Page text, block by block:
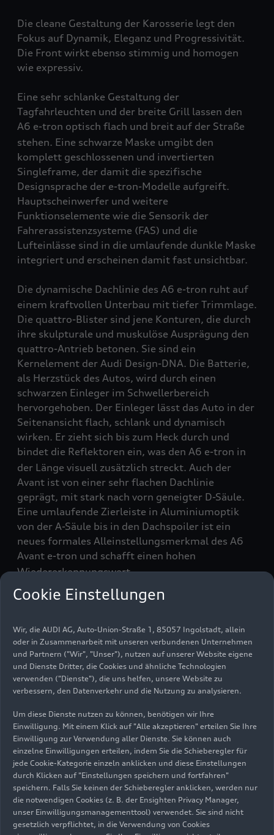
Die cleane Gestaltung der Karosserie legt den
Fokus auf Dynamik, Eleganz und Progressivität.
Die Front wirkt ebenso stimmig und homogen
wie expressiv.
Eine sehr schlanke Gestaltung der
Tagfahrleuchten und der breite Grill lassen den
A6 e-tron optisch flach und breit auf der Straße
stehen. Eine schwarze Maske umgibt den
komplett geschlossenen und invertierten
Singleframe, der damit die spezifische
Designsprache der e-tron-Modelle aufgreift.
Hauptscheinwerfer und weitere
Funktionselemente wie die Sensorik der
Fahrerassistenzsysteme (FAS) und die
Lufteinlässe sind in die umlaufende dunkle Maske
integriert und erscheinen damit fast unsichtbar.
Die dynamische Dachlinie des A6 e-tron ruht auf
einem kraftvollen Unterbau mit tiefer Trimmlage.
Die quattro-Blister sind jene Konturen, die durch
ihre skulpturale und muskulöse Ausprägung den
quattro-Antrieb betonen. Sie sind ein
Kernelement der Audi Design-DNA. Die Batterie,
als Herzstück des Autos, wird durch einen
schwarzen Einleger im Schwellerbereich
hervorgehoben. Der Einleger lässt das Auto in der
Seitenansicht flach, schlank und dynamisch
wirken. Er zieht sich bis zum Heck durch und
bindet die Reflektoren ein, was den A6 e-tron in
der Länge visuell zusätzlich streckt. Auch der
Avant ist von einer sehr flachen Dachlinie
geprägt, mit stark nach vorn geneigter D-Säule.
Eine umlaufende Zierleiste in Aluminiumoptik
von der A-Säule bis in den Dachspoiler ist ein
neues formales Alleinstellungsmerkmal des A6
Avant e-tron und schafft einen hohen
Wiedererkennungswert.
Das Heck vermittelt eine Mischung aus
Architektur in Verbindung mit dem
durchgehenden und dreidimensionalen
Leuchtenband verleiht dem neuen A6e-tron
Klarheit und Souveränität. Eine markante
Spoilerkante schließt beim Sportback das Heck
wird durch den prägnanten Heckdiffusor
nochmals betont.
Mit einer Länge von 4.928 Millimetern, einer
Breite von 2137 Millimetern (mit Spiegel) sowie
einer Höhe von 1527 Millimetern beim Avant und
1487 Millimetern beim Sportback bietet der A6
e-tronein Höchstmaß an Platz, Komfort und
Cookie Einstellungen
Wir, die AUDI AG, Auto-Union-Straße 1, 85057 Ingolstadt, allein
oder in Zusammenarbeit mit unseren verbundenen Unternehmen
und Partnern ("Wir", "Unser"), nutzen auf unserer Website eigene
und Dienste Dritter, die Cookies und ähnliche Technologien
verwenden ("Dienste"), die uns helfen, unsere Website zu
verbessern, den Datenverkehr und die Nutzung zu analysieren.
Um diese Dienste nutzen zu können, benötigen wir Ihre
Einwilligung. Mit einem Klick auf "Alle akzeptieren" erteilen Sie Ihre
Einwilligung zur Verwendung aller Dienste. Sie können auch
einzelne Einwilligungen erteilen, indem Sie die Schieberegler für
jede Cookie-Kategorie einzeln anklicken und diese Einstellungen
durch Klicken auf "Einstellungen speichern und fortfahren"
speichern. Falls Sie keinen der Schieberegler anklicken, werden nur
die notwendigen Cookies (z. B. der Ensighten Privacy Manager,
unser Einwilligungsmanagementtool) verwendet. Sie sind nicht
gesetzlich verpflichtet, in die Verwendung von Cookies